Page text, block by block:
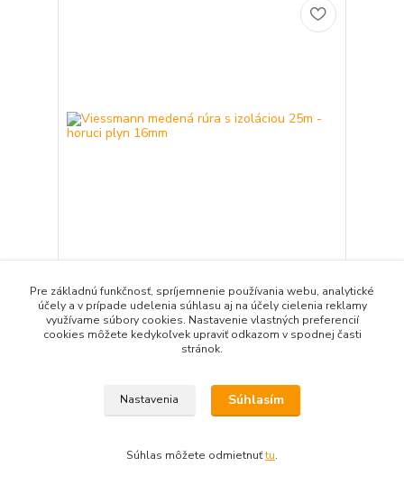
plyn 16mm
839,54 EUR/ks
682,55 EURbez DPH
Pridať do košíka
Pre základnú funkčnosť, spríjemnenie používania webu, analytické
účely a v prípade udelenia súhlasu aj na účely cielenia reklamy
využívame súbory cookies. Nastavenie vlastných preferencií
cookies môžete kedykoľvek upraviť odkazom v spodnej časti
stránok.
Nastavenia Súhlasím
Súhlas môžete odmietnuťtu.